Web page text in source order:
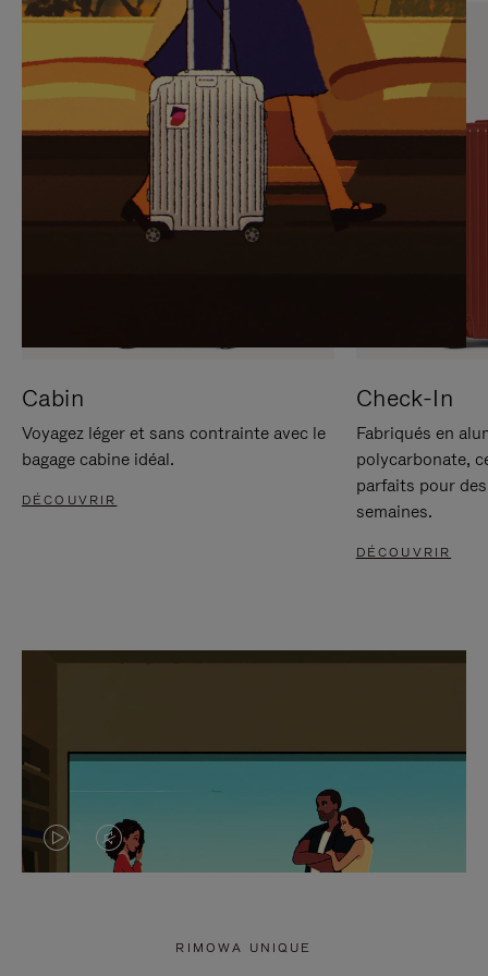
SUR
POUR
METTRE
PAUSE
VEUILLEZ
CLIQUER
POUR
RÉACTIVER
LE
SON
Cabin
Voyagez léger et sans contrainte avec le
bagage cabine idéal.
DÉCOUVRIR
Check-In
Fabriqués en
polycarbonate,
parfaits pour
semaines.
DÉCOUVRIR
LA LE
RIMOWA UNIQUE